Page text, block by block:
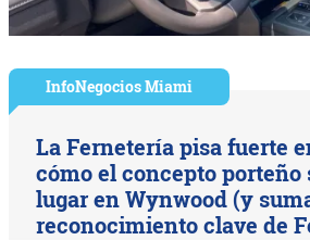
InfoNegocios Miami
La Fernetería pisa fuerte
cómo el concepto porteño
lugar en Wynwood (y
reconocimiento clave de